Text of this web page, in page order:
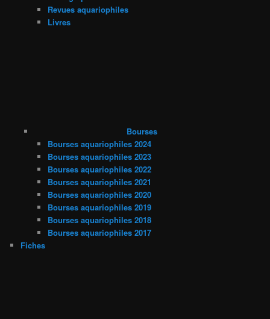
Revues aquariophiles
Livres
Bourses
Bourses aquariophiles 2024
Bourses aquariophiles 2023
Bourses aquariophiles 2022
Bourses aquariophiles 2021
Bourses aquariophiles 2020
Bourses aquariophiles 2019
Bourses aquariophiles 2018
Bourses aquariophiles 2017
Fiches